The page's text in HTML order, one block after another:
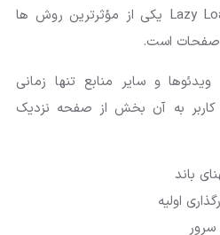
بارگذاری تنبل یا Lazy Loading یکی از مؤثرترین روش ها
صفحات است.
و سایر منابع تنها زمانی
کاربر به آن بخش از صفحه نزدیک
باند
اولیه